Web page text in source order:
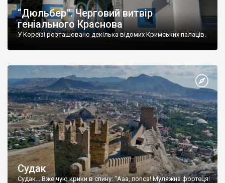
“Дюльбер”. Черговий витвір
геніального Краснова
У Кореїзі розташовано декілька відомих Кримських палаців.
Судак
Судак... Вже чую крики в спину: "Ааа, попса! Муляжна фортеця!